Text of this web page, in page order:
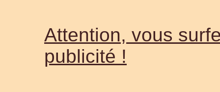
Attention, vous
publicité !